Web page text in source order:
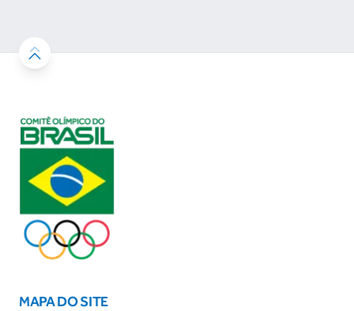
MAPA DO SITE